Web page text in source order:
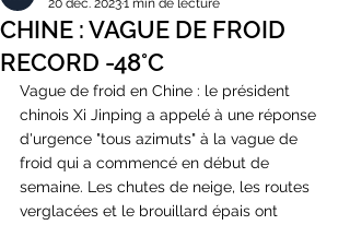
CHINE : VAGUE DE FROID
RECORD -48°C
20 déc. 20231 min de lecture
Vague de froid en Chine : le président
chinois Xi Jinping a appelé à une réponse
d'urgence "tous azimuts" à la vague de
froid qui a commencé en début de
semaine. Les chutes de neige, les routes
verglacées et le brouillard épais ont